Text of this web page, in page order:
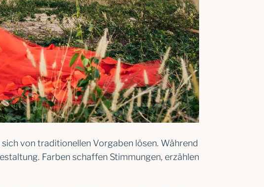
von traditionellen Vorgaben lösen. Während
Farben schaffen Stimmungen, erzählen